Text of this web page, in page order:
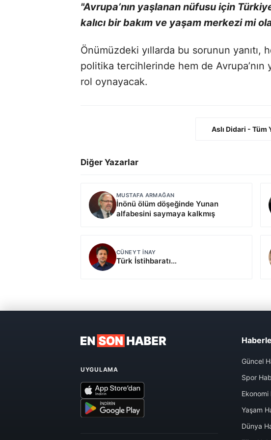
"Avrupa’nın yaşlanan nüfusu için
kalıcı bir bakım ve yaşam merkezi mi
Önümüzdeki yıllarda bu sorunun yanıtı,
politika tercihlerinde hem de
rol oynayacak.
Aslı Didari - Tüm
Diğer Yazarlar
MUSTAFA ARMAĞAN
İnönü ölüm döşeğinde Yunan
alfabesini saymaya kalkmış
CÜNEYT İNAY
Türk İstihbaratı…
UYGULAMA
Güncel
Spor
Yaşam
Dünya